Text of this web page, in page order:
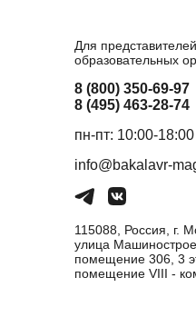
Для представителей
образовательных
8 (800) 350-69-97
8 (495) 463-28-74
пн-пт: 10:00-18:00
info@bakalavr-
115088, Россия, г.
улица
помещение 306, 3
помещение VIII -